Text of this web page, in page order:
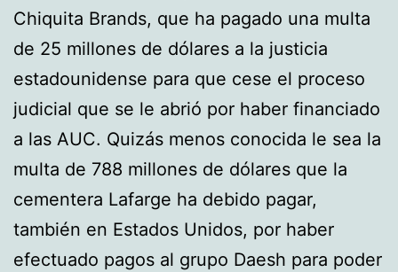
Chiquita Brands, que ha pagado una multa
de 25 millones de dólares a la justicia
estadounidense para que cese el proceso
judicial que se le abrió por haber financiado
a las AUC. Quizás menos conocida le sea la
multa de 788 millones de dólares que la
cementera Lafarge ha debido pagar,
también en Estados Unidos, por haber
efectuado pagos al grupo Daesh para poder